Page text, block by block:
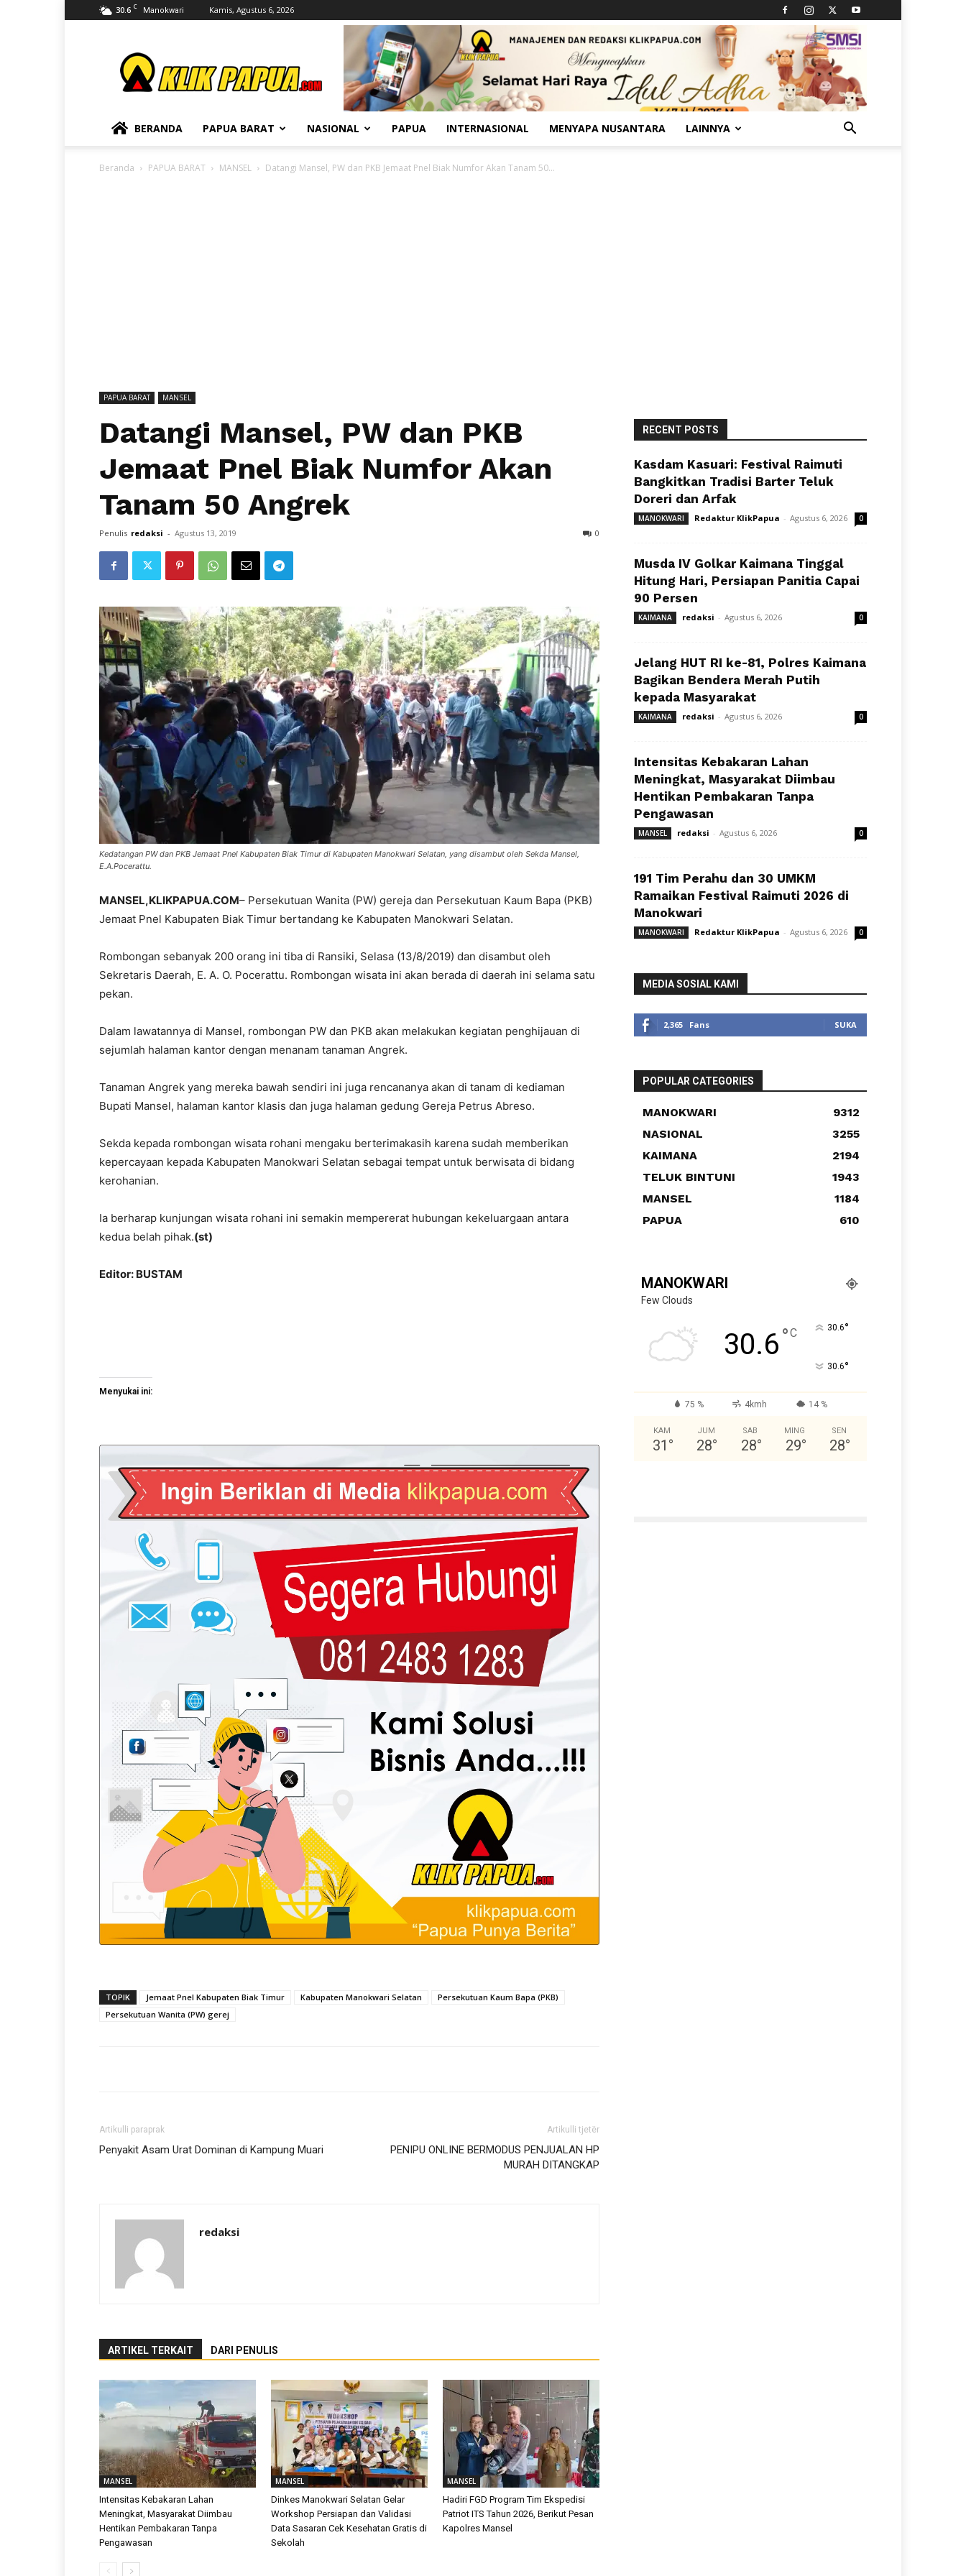
30.6 C Manokwari Kamis, Agustus 6, 2026
BERANDA PAPUA BARAT NASIONAL PAPUA INTERNASIONAL MENYAPA NUSANTARA LAINNYA
Beranda PAPUA BARAT MANSEL Datangi Mansel, PW dan PKB Jemaat Pnel Biak Numfor Akan Tanam 50...
PAPUA BARAT MANSEL
Datangi Mansel, PW dan PKB
Jemaat Pnel Biak Numfor Akan
Tanam 50 Angrek
Penulis redaksi - Agustus 13, 2019 0
Kedatangan PW dan PKB Jemaat Pnel Kabupaten Biak Timur di Kabupaten Manokwari Selatan, yang disambut oleh Sekda Mansel,
E.A.Pocerattu.
MANSEL,KLIKPAPUA.COM– Persekutuan Wanita (PW) gereja dan Persekutuan Kaum Bapa (PKB)
Jemaat Pnel Kabupaten Biak Timur bertandang ke Kabupaten Manokwari Selatan.
Rombongan sebanyak 200 orang ini tiba di Ransiki, Selasa (13/8/2019) dan disambut oleh
Sekretaris Daerah, E. A. O. Pocerattu. Rombongan wisata ini akan berada di daerah ini selama satu
pekan.
Dalam lawatannya di Mansel, rombongan PW dan PKB akan melakukan kegiatan penghijauan di
sejumlah halaman kantor dengan menanam tanaman Angrek.
Tanaman Angrek yang mereka bawah sendiri ini juga rencananya akan di tanam di kediaman
Bupati Mansel, halaman kantor klasis dan juga halaman gedung Gereja Petrus Abreso.
Sekda kepada rombongan wisata rohani mengaku berterimakasih karena sudah memberikan
kepercayaan kepada Kabupaten Manokwari Selatan sebagai tempat untuk berwisata di bidang
kerohanian.
Ia berharap kunjungan wisata rohani ini semakin mempererat hubungan kekeluargaan antara
kedua belah pihak.(st)
Editor: BUSTAM
Menyukai ini:
TOPIK Jemaat Pnel Kabupaten Biak Timur Kabupaten Manokwari Selatan
Persekutuan Kaum Bapa (PKB)
Persekutuan Wanita (PW) gerej
Artikulli paraprak
Penyakit Asam Urat Dominan di Kampung Muari
Artikulli tjetër
PENIPU ONLINE BERMODUS PENJUALAN HP
MURAH DITANGKAP
redaksi
ARTIKEL TERKAIT DARI PENULIS
MANSEL
Intensitas Kebakaran Lahan
Meningkat, Masyarakat Diimbau
Hentikan Pembakaran Tanpa
Pengawasan
MANSEL
Dinkes Manokwari Selatan Gelar
Workshop Persiapan dan Validasi
Data Sasaran Cek Kesehatan Gratis di
Sekolah
MANSEL
Hadiri FGD Program Tim Ekspedisi
Patriot ITS Tahun 2026, Berikut Pesan
Kapolres Mansel
RECENT POSTS
Kasdam Kasuari: Festival Raimuti
Bangkitkan Tradisi Barter Teluk
Doreri dan Arfak
MANOKWARI Redaktur KlikPapua - Agustus 6, 2026 0
Musda IV Golkar Kaimana Tinggal
Hitung Hari, Persiapan Panitia Capai
90 Persen
KAIMANA redaksi - Agustus 6, 2026 0
Jelang HUT RI ke-81, Polres Kaimana
Bagikan Bendera Merah Putih
kepada Masyarakat
KAIMANA redaksi - Agustus 6, 2026 0
Intensitas Kebakaran Lahan
Meningkat, Masyarakat Diimbau
Hentikan Pembakaran Tanpa
Pengawasan
MANSEL redaksi - Agustus 6, 2026 0
191 Tim Perahu dan 30 UMKM
Ramaikan Festival Raimuti 2026 di
Manokwari
MANOKWARI Redaktur KlikPapua - Agustus 6, 2026 0
MEDIA SOSIAL KAMI
2,365 Fans SUKA
POPULAR CATEGORIES
MANOKWARI
9312
NASIONAL
3255
KAIMANA
2194
TELUK BINTUNI
1943
MANSEL
1184
PAPUA
610
MANOKWARI
Few Clouds
30.6°C 30.6°
30.6°
75 % 4kmh 14 %
KAM
31 °
JUM
28°
SAB
28°
MING
29°
SEN
28°